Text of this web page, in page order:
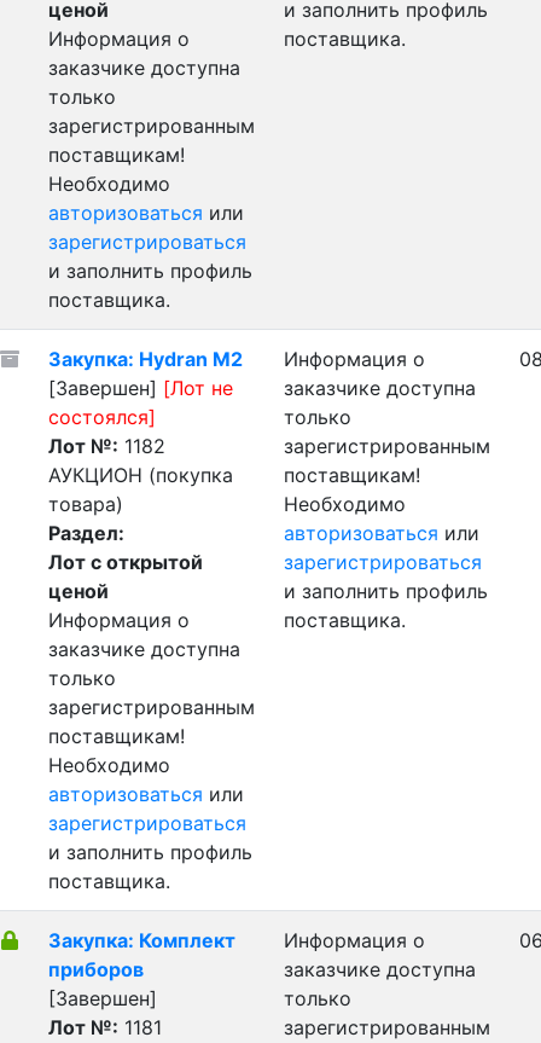
ценой
Информация о
заказчике доступна
только
зарегистрированным
поставщикам!
Необходимо
авторизоваться или
зарегистрироваться
и заполнить профиль
поставщика.
и заполнить профиль
поставщика.
Закупка: Hydran M2
[Завершен] [Лот не
состоялся]
Лот №: 1182
АУКЦИОН (покупка
товара)
Раздел:
Лот с открытой
ценой
Информация о
заказчике доступна
только
зарегистрированным
поставщикам!
Необходимо
авторизоваться или
зарегистрироваться
и заполнить профиль
поставщика.
Информация о
заказчике доступна
только
зарегистрированным
поставщикам!
Необходимо
авторизоваться или
зарегистрироваться
и заполнить профиль
поставщика.
Закупка: Комплект
приборов
[Завершен]
Лот №: 1181
Информация о
заказчике доступна
только
зарегистрированным